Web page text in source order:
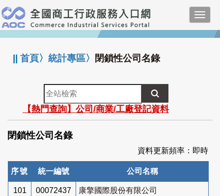
跳
到
主
要
:::
||首頁〉統計專區〉 閉鎖性公司名錄
全
站
檢
索
【熱門查詢】公司/商業/工廠登記資料
閉鎖性公司名錄
資料更新頻率：即時
序號 統一編號 公司名稱
101 00072437 康擎國際股份有限公司